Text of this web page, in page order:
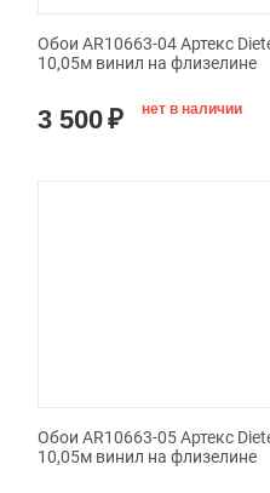
Обои AR10663-04 Артекс
10,05м винил на флизелине
3 500₽ нет в наличии
Обои AR10663-05 Артекс
10,05м винил на флизелине